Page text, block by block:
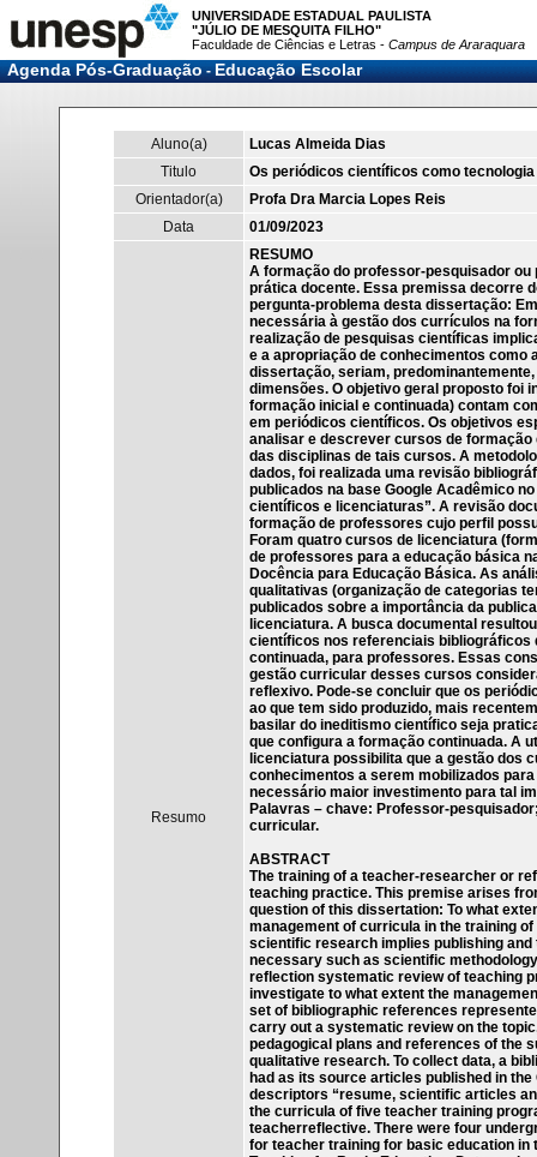
UNIVERSIDADE ESTADUAL PAULISTA
"JÚLIO DE MESQUITA FILHO"
Faculdade de Ciências e Letras - Campus de Araraquara
Agenda Pós-Graduação-Educação Escolar
Aluno(a)
Lucas Almeida Dias
Titulo
Os periódicos científicos como
Orientador(a)
Profa Dra Marcia Lopes Reis
Data
01/09/2023
Resumo
RESUMO
A formação do professor-pesquisador
prática docente. Essa premissa decorre
pergunta-problema desta dissertação:
necessária à gestão dos currículos na
realização de pesquisas científicas
e a apropriação de conhecimentos como
dissertação, seriam,
dimensões. O objetivo geral proposto foi
formação inicial e continuada) contam
em periódicos científicos. Os objetivos
analisar e descrever cursos de
das disciplinas de tais cursos. A
dados, foi realizada uma revisão
publicados na base Google Acadêmico
científicos e licenciaturas”. A revisão
formação de professores cujo perfil
Foram quatro cursos de licenciatura
de professores para a educação básica
Docência para Educação Básica. As
qualitativas (organização de categorias
publicados sobre a importância da
licenciatura. A busca documental
científicos nos referenciais bibliográficos
continuada, para professores. Essas
gestão curricular desses cursos
reflexivo. Pode-se concluir que os
ao que tem sido produzido, mais
basilar do ineditismo científico seja
que configura a formação continuada. A
licenciatura possibilita que a gestão dos
conhecimentos a serem mobilizados
necessário maior investimento para tal
Palavras – chave: Professor-
curricular.
ABSTRACT
The training of a teacher-researcher or
teaching practice. This premise arises
question of this dissertation: To what
management of curricula in the training
scientific research implies publishing
necessary such as scientific
reflection systematic review of teaching
investigate to what extent the
set of bibliographic references
carry out a systematic review on the
pedagogical plans and references of the
qualitative research. To collect data, a
had as its source articles published in
descriptors “resume, scientific articles
the curricula of five teacher training
teacherreflective. There were four
for teacher training for basic education